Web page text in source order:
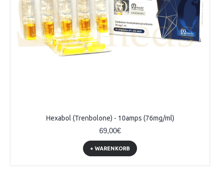
Hexabol (Trenbolone) - 10amps (76mg/ml)
69,00€
+ WARENKORB